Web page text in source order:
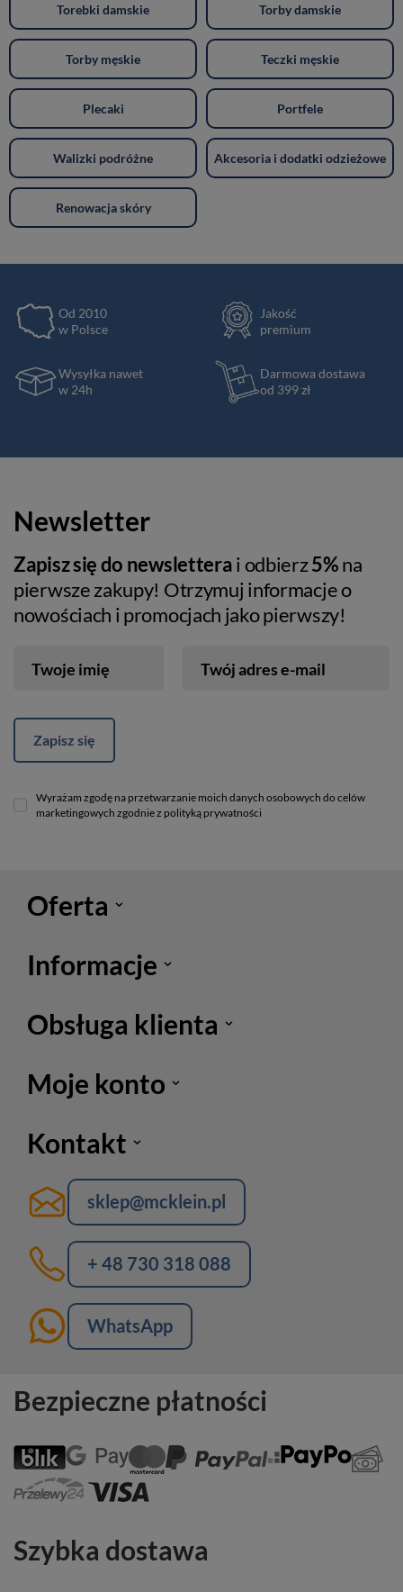
Torebki damskie Torby damskie
Torby męskie Teczki męskie
Plecaki Portfele
Walizki podróżne Akcesoria i dodatki odzieżowe
Renowacja skóry
Od 2010
w Polsce
Jakość
premium
Wysyłka nawet
w 24h
Darmowa dostawa
od 399 zł
Newsletter
Zapisz się do newsletterai odbierz5%na
pierwsze zakupy! Otrzymuj informacje o
nowościach i promocjach jako pierwszy!
Twoje imię Twój adres e-mail
Zapisz się
Wyrażam zgodę na przetwarzanie moich danych osobowych do celów
marketingowych zgodnie z polityką prywatności
Oferta
Informacje
Obsługa klienta
Moje konto
Kontakt
sklep@mcklein.pl
+ 48 730 318 088
WhatsApp
Bezpieczne płatności
Szybka dostawa